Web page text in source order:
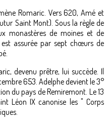
Romaric. Vers 620, Amé et
Saint Mont). Sous la règle de
monastères de moines et de
assurée par sept chœurs de
devenu prêtre, lui succède. Il
653. Adelphe devient le 3°
du pays de Remiremont. Le 13
Léon IX canonise les " Corps